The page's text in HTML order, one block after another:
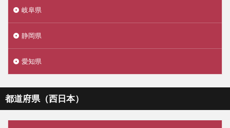
岐阜県
静岡県
愛知県
都道府県（西日本）